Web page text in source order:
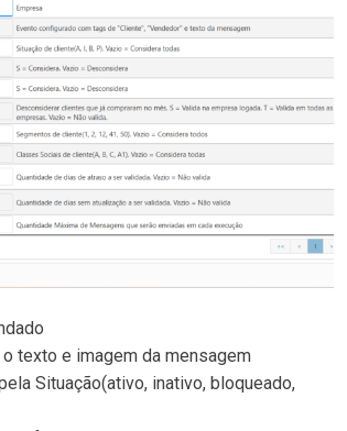
texto e imagem da mensagem
Situação(ativo, inativo, bloqueado,